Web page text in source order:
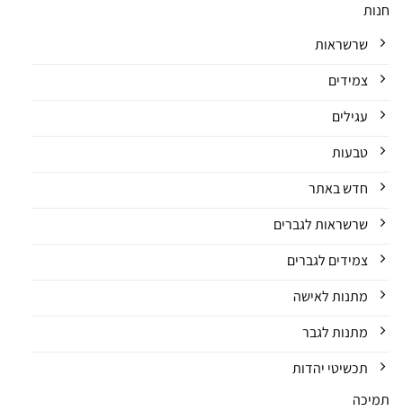
חנות
שרשראות
צמידים
עגילים
טבעות
חדש באתר
שרשראות לגברים
צמידים לגברים
מתנות לאישה
מתנות לגבר
תכשיטי יהדות
תמיכה